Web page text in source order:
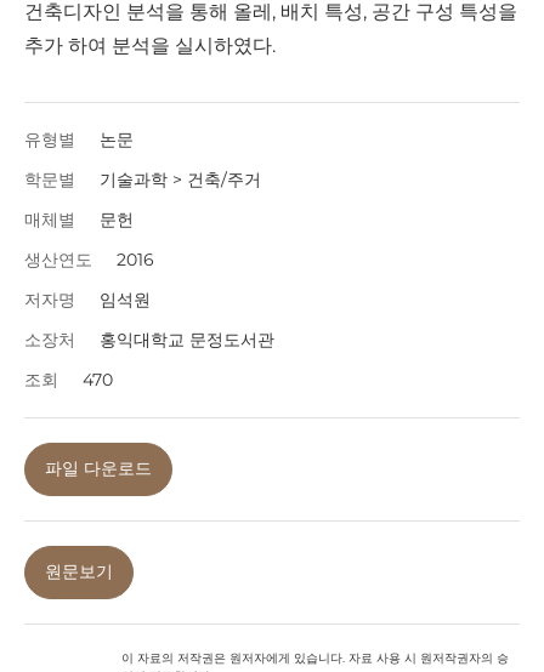
건축디자인 분석을 통해 올레, 배치 특성, 공간 구성 특성을
추가 하여 분석을 실시하였다.
유형별
논문
학문별
기술과학 > 건축/주거
매체별
문헌
생산연도
2016
저자명
임석원
소장처
홍익대학교 문정도서관
조회
470
파일 다운로드
원문보기
이 자료의 저작권은 원저자에게 있습니다. 자료 사용 시 원저작권자의 승